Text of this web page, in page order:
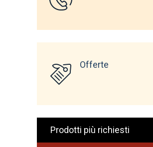
Offerte
Prodotti più richiesti